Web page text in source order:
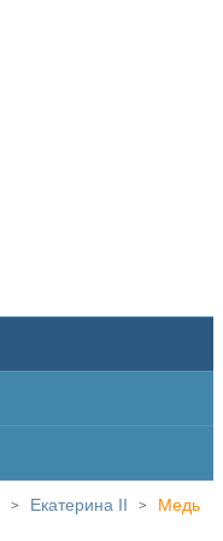
> Екатерина II > Медь